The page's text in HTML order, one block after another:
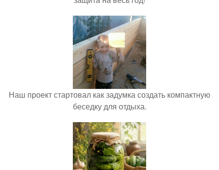
Наш проект стартовал как задумка создать компактную
беседку для отдыха.